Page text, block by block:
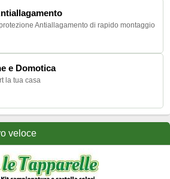
Antiallagamento di rapido montaggio
e Domotica
la tua casa
veloce